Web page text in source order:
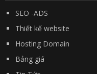
SEO -ADS
Thiết kế website
Hosting Domain
Bảng giá